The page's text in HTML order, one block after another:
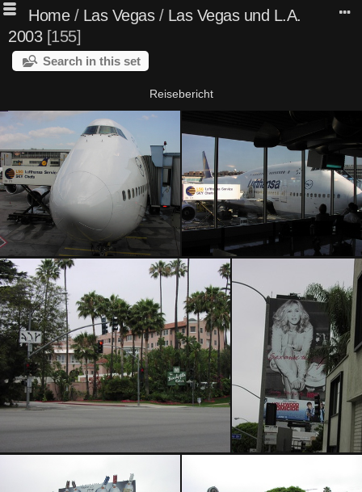
Home/ Las Vegas/ Las Vegas und L.A.
2003 155
Search in this set
Reisebericht